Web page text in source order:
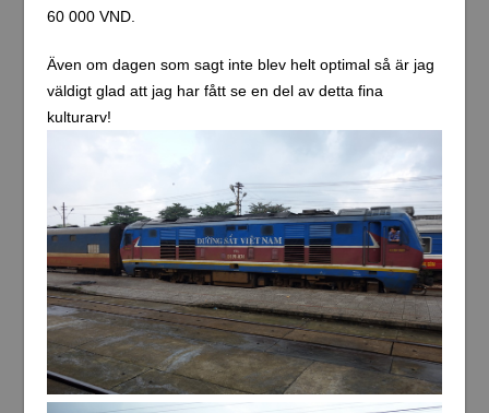
60 000 VND.
Även om dagen som sagt inte blev helt optimal så är jag
väldigt glad att jag har fått se en del av detta fina
kulturarv!